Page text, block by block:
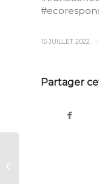
15 JUILLET 2022 /
Partager